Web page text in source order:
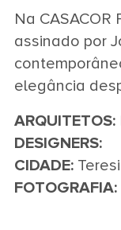
Na
assinado por
elegância
ARQUITETOS:
DESIGNERS:
CIDADE:
FOTOGRAFIA: